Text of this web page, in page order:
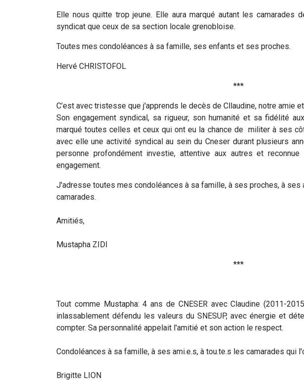
Elle nous quitte trop jeune. Elle aura marqué autant les camarades
syndicat que ceux de sa section locale grenobloise.
Toutes mes condoléances à sa famille, ses enfants et ses proches.
Hervé CHRISTOFOL
***
C’est avec tristesse que j'apprends le decès de Cllaudine, notre amie
Son engagement syndical, sa rigueur, son humanité et sa fidélité
marqué toutes celles et ceux qui ont eu la chance de militer à ses
avec elle une activité syndical au sein du Cneser durant plusieurs
personne profondément investie, attentive aux autres et
engagement.
J'adresse toutes mes condoléances à sa famille, à ses proches, à ses
camarades.
Amitiés,
Mustapha ZIDI
***
Tout comme Mustapha: 4 ans de CNESER avec Claudine (2011-
inlassablement défendu les valeurs du SNESUP, avec énergie et
compter. Sa personnalité appelait l'amitié et son action le respect.
Condoléances à sa famille, à ses ami.e.s, à tou.te.s les camarades qui
Brigitte LION